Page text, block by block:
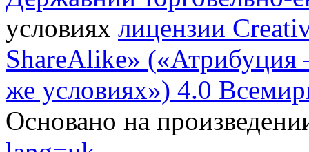
условиях лицензии
ShareAlike»
же условиях») 4.0
Основано на